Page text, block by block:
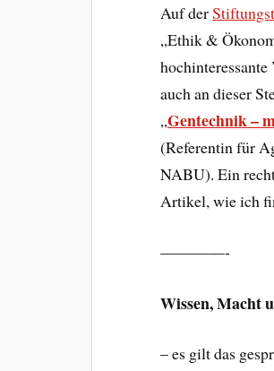
Auf der
„Ethik &
auch an dieser
„Gentechnik –
(Referentin für
NABU). Ein
Artikel, wie ich
————-
Wissen, Macht
– es gilt das